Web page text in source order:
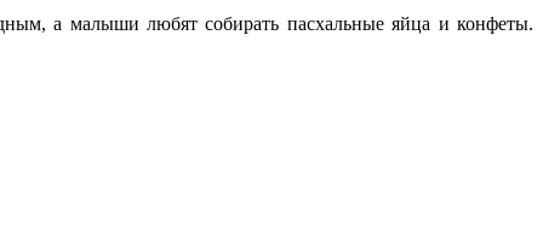
а малыши любят собирать пасхальные яйца и конфеты.